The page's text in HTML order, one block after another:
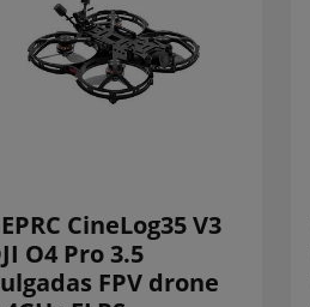
CineLog35 V3
O4 Pro 3.5
FPV drone